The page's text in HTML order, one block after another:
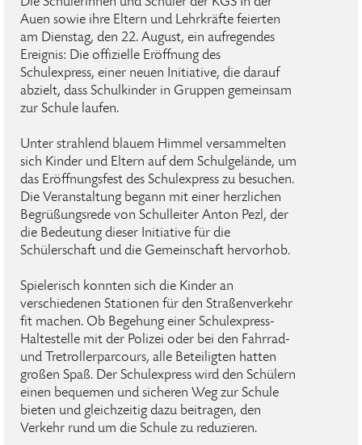
Auen sowie ihre Eltern und Lehrkräfte feierten
am Dienstag, den 22. August, ein aufregendes
Ereignis: Die offizielle Eröffnung des
Schulexpress, einer neuen Initiative, die darauf
abzielt, dass Schulkinder in Gruppen gemeinsam
zur Schule laufen.
Unter strahlend blauem Himmel versammelten
sich Kinder und Eltern auf dem Schulgelände, um
das Eröffnungsfest des Schulexpress zu besuchen.
Die Veranstaltung begann mit einer herzlichen
Begrüßungsrede von Schulleiter Anton Pezl, der
die Bedeutung dieser Initiative für die
Schülerschaft und die Gemeinschaft hervorhob.
Spielerisch konnten sich die Kinder an
verschiedenen Stationen für den Straßenverkehr
fit machen. Ob Begehung einer Schulexpress-
Haltestelle mit der Polizei oder bei den Fahrrad-
und Tretrollerparcours, alle Beteiligten hatten
großen Spaß. Der Schulexpress wird den Schülern
einen bequemen und sicheren Weg zur Schule
bieten und gleichzeitig dazu beitragen, den
Verkehr rund um die Schule zu reduzieren.